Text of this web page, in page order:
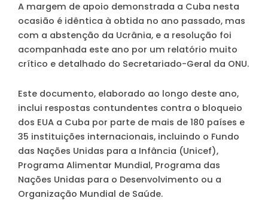
A margem de apoio demonstrada a Cuba nesta
ocasião é idêntica à obtida no ano passado, mas
com a abstenção da Ucrânia, e a resolução foi
acompanhada este ano por um relatório muito
crítico e detalhado do Secretariado-Geral da ONU.
Este documento, elaborado ao longo deste ano,
inclui respostas contundentes contra o bloqueio
dos EUA a Cuba por parte de mais de 180 países e
35 instituições internacionais, incluindo o Fundo
das Nações Unidas para a Infância (Unicef),
Programa Alimentar Mundial, Programa das
Nações Unidas para o Desenvolvimento ou a
Organização Mundial de Saúde.